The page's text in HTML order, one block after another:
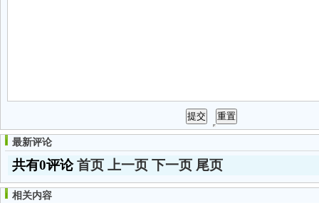
最新评论
共有0评论首页 上一页 下一页 尾页
相关内容